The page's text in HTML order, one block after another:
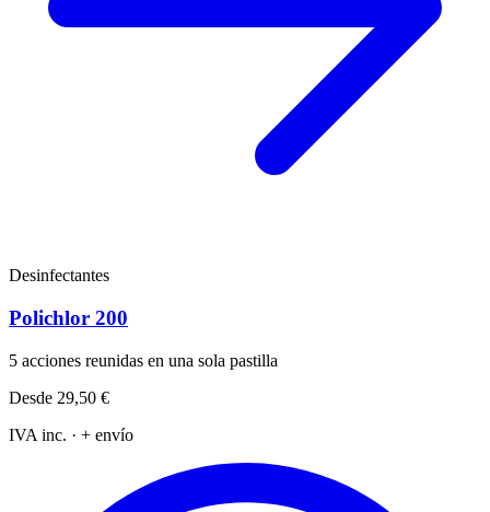
Desinfectantes
Polichlor 200
5 acciones reunidas en una sola pastilla
Desde 29,50 €
IVA inc. · + envío